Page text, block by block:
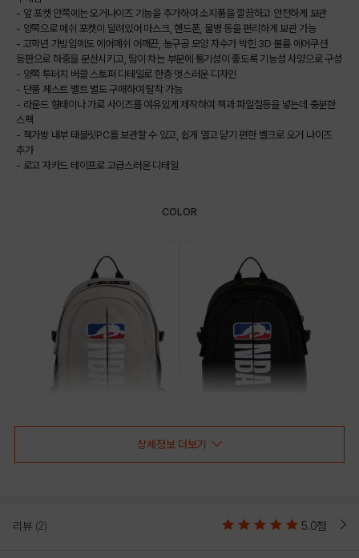
- 앞 포켓 안쪽에는 오거나이즈 기능을 추가하여 소지품을 깔끔하고 안전하게 보관
- 양쪽으로 메쉬 포켓이 달려있어 마스크, 핸드폰, 물병 등을 편리하게 보관 가능
- 고학년 가방임에도 에어메쉬 어깨끈, 농구공 모양 자수가 박힌 3D 볼륨 에어쿠션
등판으로 하중을 분산시키고, 땀이 차는 부분에 통기성이 좋도록 기능성 사양으로 구성
- 양쪽 투터치 버클 스토퍼 디테일로 한층 멋스러운 디자인
- 단품 체스트 벨트 별도 구매하여 탈착 가능
- 라운드 형태이나 가로 사이즈를 여유있게 제작하여 책과 파일철등을 넣는데 충분한
스펙
- 책가방 내부 태블릿PC를 보관할 수 있고, 쉽게 열고 닫기 편한 벨크로 오거 나이즈
추가
- 로고 자카드 테이프로 고급스러운 디테일
COLOR
상세정보 더보기
리뷰 (2) 5.0점